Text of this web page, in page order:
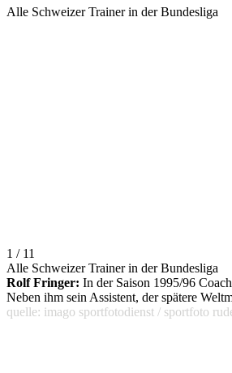
Alle Schweizer Trainer in der Bundesliga
1 / 11
Alle Schweizer Trainer in der Bundesliga
Rolf Fringer: In der Saison 1995/96
Neben ihm sein Assistent, der spätere
quelle: imago sportfotodienst / sportfoto